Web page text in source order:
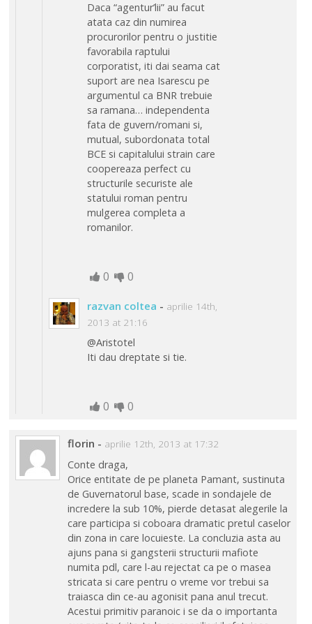
Daca “agentur’lii” au facut
atata caz din numirea
procurorilor pentru o justitie
favorabila raptului
corporatist, iti dai seama cat
suport are nea Isarescu pe
argumentul ca BNR trebuie
sa ramana… independenta
fata de guvern/romani si,
mutual, subordonata total
BCE si capitalului strain care
coopereaza perfect cu
structurile securiste ale
statului roman pentru
mulgerea completa a
romanilor.
0 0
razvan coltea - aprilie 14th,
2013 at 21:16
@Aristotel
Iti dau dreptate si tie.
0 0
florin - aprilie 12th, 2013 at 17:32
Conte draga,
Orice entitate de pe planeta Pamant, sustinuta
de Guvernatorul base, scade in sondajele de
incredere la sub 10%, pierde detasat alegerile la
care participa si coboara dramatic pretul caselor
din zona in care locuieste. La concluzia asta au
ajuns pana si gangsterii structurii mafiote
numita pdl, care l-au rejectat ca pe o masea
stricata si care pentru o vreme vor trebui sa
traiasca din ce-au agonisit pana anul trecut.
Acestui primitiv paranoic i se da o importanta